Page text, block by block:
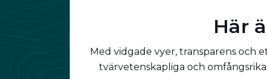
Här
Med vidgade vyer, transparens och
tvärvetenskapliga och